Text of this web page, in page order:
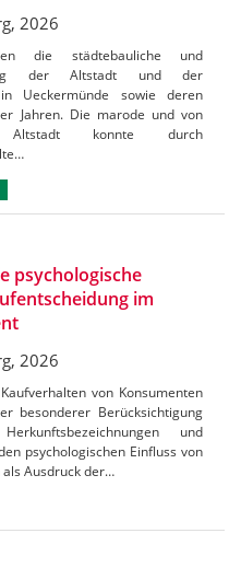
2026
die städtebauliche und
der Altstadt und der
Ueckermünde sowie deren
Jahren. Die marode und von
Altstadt konnte durch
psychologische
im
2026
von Konsumenten
besonderer Berücksichtigung
und
psychologischen Einfluss von
als Ausdruck der…